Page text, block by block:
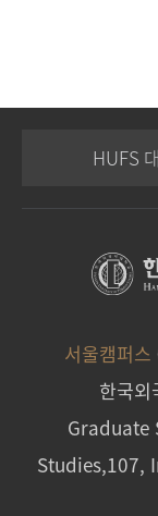
HUFS
서울캠퍼스
한국
Graduate
Studies,107,